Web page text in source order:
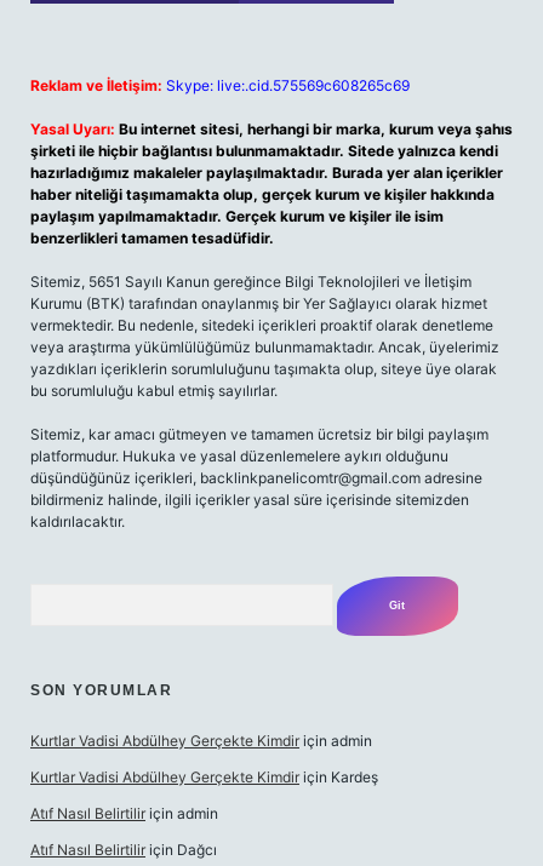
Reklam ve İletişim: Skype: live:.cid.575569c608265c69
Yasal Uyarı: Bu internet sitesi, herhangi bir marka, kurum veya şahıs
şirketi ile hiçbir bağlantısı bulunmamaktadır. Sitede yalnızca kendi
hazırladığımız makaleler paylaşılmaktadır. Burada yer alan içerikler
haber niteliği taşımamakta olup, gerçek kurum ve kişiler hakkında
paylaşım yapılmamaktadır. Gerçek kurum ve kişiler ile isim
benzerlikleri tamamen tesadüfidir.
Sitemiz, 5651 Sayılı Kanun gereğince Bilgi Teknolojileri ve İletişim
Kurumu (BTK) tarafından onaylanmış bir Yer Sağlayıcı olarak hizmet
vermektedir. Bu nedenle, sitedeki içerikleri proaktif olarak denetleme
veya araştırma yükümlülüğümüz bulunmamaktadır. Ancak, üyelerimiz
yazdıkları içeriklerin sorumluluğunu taşımakta olup, siteye üye olarak
bu sorumluluğu kabul etmiş sayılırlar.
Sitemiz, kar amacı gütmeyen ve tamamen ücretsiz bir bilgi paylaşım
platformudur. Hukuka ve yasal düzenlemelere aykırı olduğunu
düşündüğünüz içerikleri, backlinkpanelicomtr@gmail.com adresine
bildirmeniz halinde, ilgili içerikler yasal süre içerisinde sitemizden
kaldırılacaktır.
SON YORUMLAR
Kurtlar Vadisi Abdülhey Gerçekte Kimdir için admin
Kurtlar Vadisi Abdülhey Gerçekte Kimdir için Kardeş
Atıf Nasıl Belirtilir için admin
Atıf Nasıl Belirtilir için Dağcı